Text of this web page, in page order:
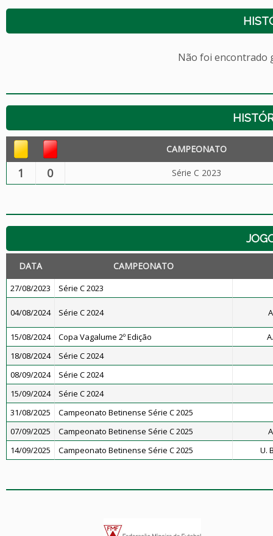
Não foi encontrado
CAMPEONATO
1 0 Série C 2023
DATA CAMPEONATO
27/08/2023 Série C 2023
04/08/2024 Série C 2024
15/08/2024 Copa Vagalume 2º Edição
18/08/2024
Série C 2024
08/09/2024
Série C 2024
15/09/2024
Série C 2024
31/08/2025
Campeonato Betinense Série C 2025
07/09/2025
Campeonato Betinense Série C 2025
14/09/2025
Campeonato Betinense Série C 2025 U.